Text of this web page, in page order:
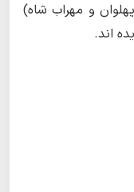
و مهراب شاه)
اند.